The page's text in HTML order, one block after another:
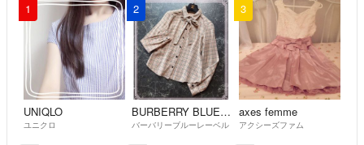
1
UNIQLO
ユニクロ
2
BURBERRY BLUE LABEL
バーバリーブルーレーベル
3
axes femme
アクシーズファム